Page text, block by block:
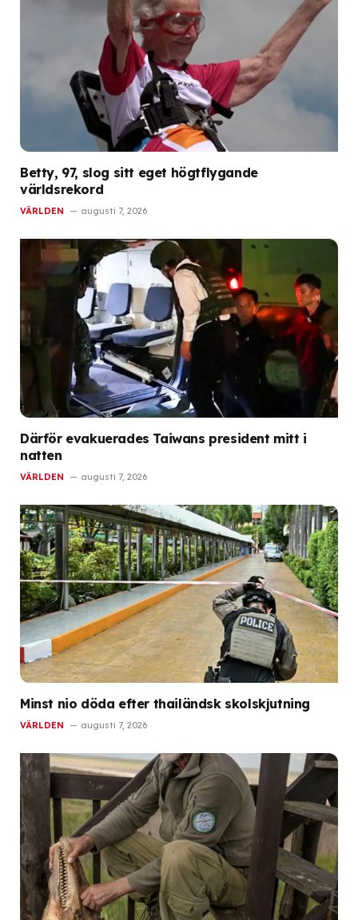
Betty, 97, slog sitt eget högtflygande
världsrekord
VÄRLDEN augusti 7, 2026
Därför evakuerades Taiwans president mitt i
natten
VÄRLDEN augusti 7, 2026
Minst nio döda efter thailändsk skolskjutning
VÄRLDEN augusti 7, 2026